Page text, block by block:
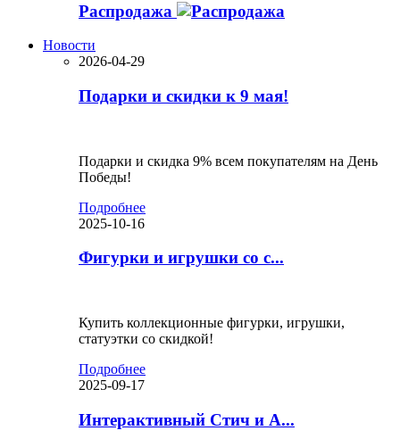
Распродажа
Новости
2026-04-29
Подарки и скидки к 9 мая!
Подарки и скидка 9% всем покупателям на День
Победы!
Подробнее
2025-10-16
Фигурки и игрушки со с...
Купить коллекционные фигурки, игрушки,
статуэтки со скидкой!
Подробнее
2025-09-17
Интерактивный Стич и А...